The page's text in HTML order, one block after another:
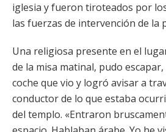
iglesia y fueron tiroteados por
las fuerzas de intervención de la
Una religiosa presente en el
de la misa matinal, pudo
coche que vio y logró avisar a
conductor de lo que estaba
del templo. «Entraron